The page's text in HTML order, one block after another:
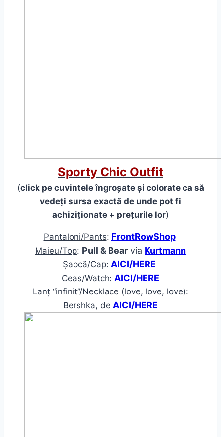
Sporty Chic Outfit
(click pe cuvintele îngroșate și colorate ca să
vedeți sursa exactă de unde pot fi
achiziționate + prețurile lor)
Pantaloni/Pants: FrontRowShop
Maieu/Top: Pull & Bear via Kurtmann
Șapcă/Cap: AICI/HERE
Ceas/Watch: AICI/HERE
Lanț “infinit”/Necklace (love, love, love):
Bershka, de AICI/HERE